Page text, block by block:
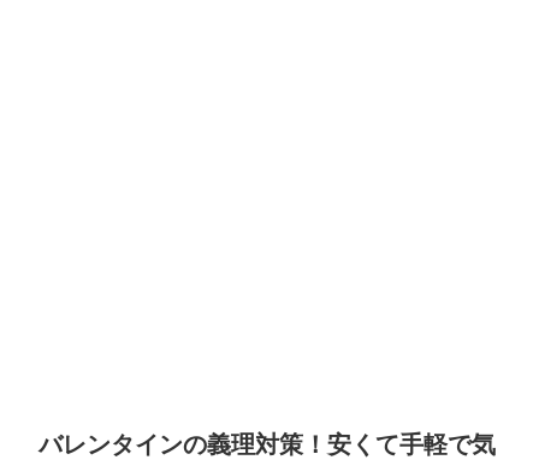
バレンタインの義理対策！安くて手軽で気